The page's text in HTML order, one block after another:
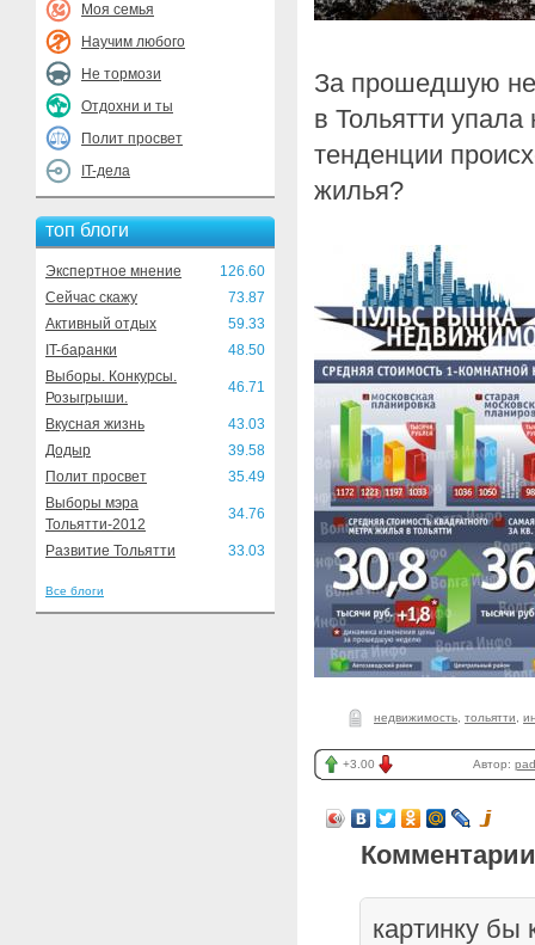
Моя семья
Научим любого
Не тормози
Отдохни и ты
Полит просвет
IT-дела
топ блоги
Экспертное мнение
126.60
Сейчас скажу
73.87
Активный отдых
59.33
IT-баранки
48.50
Выборы. Конкурсы.
Розыгрыши.
46.71
Вкусная жизнь
43.03
Додыр
39.58
Полит просвет
35.49
Выборы мэра
Тольятти-2012
34.76
Развитие Тольятти 33.03
Все блоги
За прошедшую
в Тольятти
тенденции
жилья?
недвижимость тольятти
+3.00 Автор:
картинку бы